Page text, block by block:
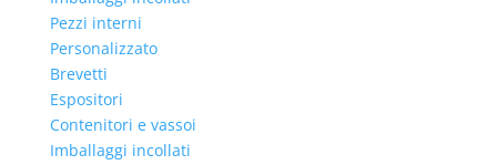
Pezzi interni
Personalizzato
Brevetti
Espositori
Contenitori e vassoi
Imballaggi incollati